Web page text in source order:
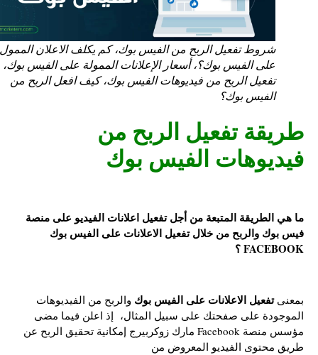
شروط تفعيل الربح من الفيس بوك، كم يكلف الاعلان الممول
على الفيس بوك؟، أسعار الإعلانات الممولة على الفيس بوك،
تفعيل الربح من فيديوهات الفيس بوك، كيف افعل الربح من
الفيس بوك؟
طريقةتفعيل الربح من
فيديوهات الفيس بوك
ما هي الطريقة المتبعة من أجل تفعيل اعلانات الفيديو على منصة
فيس بوك والربح من خلالتفعيل الاعلانات على الفيس بوك
FACEBOOK ؟
بمعنىتفعيل الاعلانات على الفيس بوكوالربح من الفيديوهات
الموجودة على صفحتك على سبيل المثال، إذ اعلن فيما مضى
مؤسس منصة Facebook مارك زوكربيرج إمكانية تحقيق الربح عن
طريق محتوى الفيديو المعروض من